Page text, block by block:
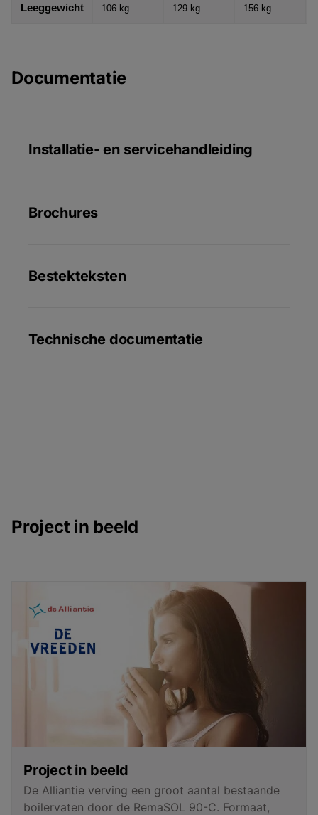
Leeggewicht 106 kg 129 kg 156 kg
Documentatie
Installatie- en servicehandleiding
Brochures
Bestekteksten
Technische documentatie
Project in beeld
Project in beeld
De Alliantie verving een groot aantal bestaande
boilervaten door de RemaSOL 90-C. Formaat,